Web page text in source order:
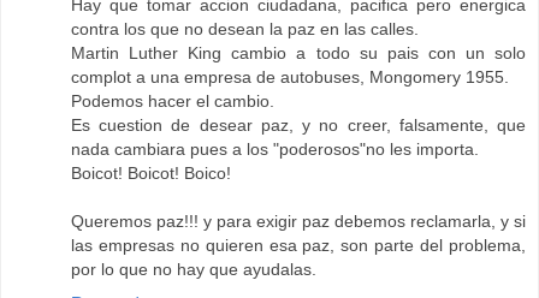
Hay que tomar accion ciudadana, pacifica pero energica
contra los que no desean la paz en las calles.
Martin Luther King cambio a todo su pais con un solo
complot a una empresa de autobuses, Mongomery 1955.
Podemos hacer el cambio.
Es cuestion de desear paz, y no creer, falsamente, que
nada cambiara pues a los "poderosos"no les importa.
Boicot! Boicot! Boico!
Queremos paz!!! y para exigir paz debemos reclamarla, y si
las empresas no quieren esa paz, son parte del problema,
por lo que no hay que ayudalas.